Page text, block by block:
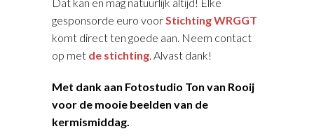
gesponsorde euro voorStichting WRGGT
komt direct ten goede aan. Neem contact
op met de stichting. Alvast dank!
Met dank aan Fotostudio Ton van Rooij
voor de mooie beelden van de
kermismiddag.